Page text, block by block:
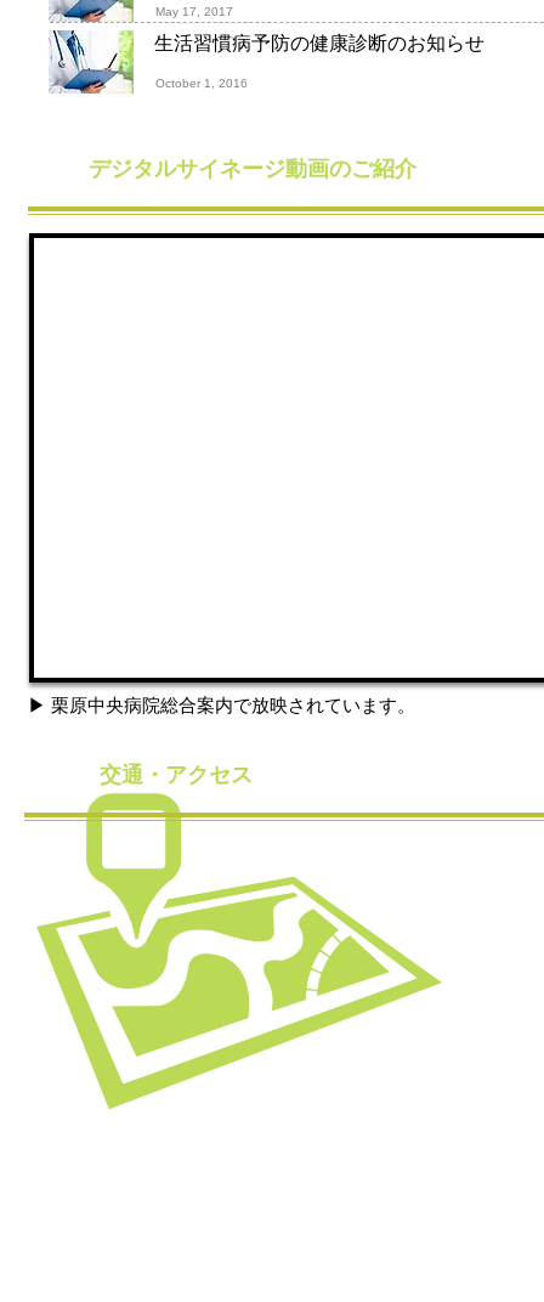
May 17, 2017
生活習慣病予防の健康診断のお知らせ
October 1, 2016
デジタルサイネージ動画のご紹介
▶ 栗原中央病院総合案内で放映されています。
​交通・アクセス